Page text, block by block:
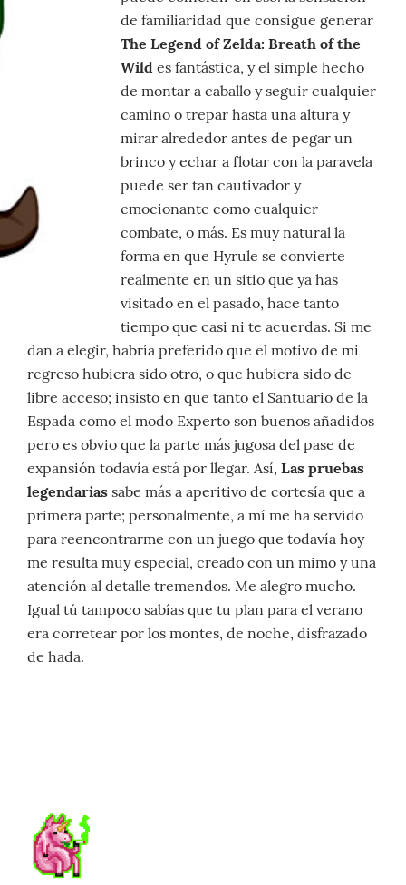
de familiaridad que consigue generar
The Legend of Zelda: Breath of the
Wild es fantástica, y el simple hecho
de montar a caballo y seguir cualquier
camino o trepar hasta una altura y
mirar alrededor antes de pegar un
brinco y echar a flotar con la paravela
puede ser tan cautivador y
emocionante como cualquier
combate, o más. Es muy natural la
forma en que Hyrule se convierte
realmente en un sitio que ya has
visitado en el pasado, hace tanto
tiempo que casi ni te acuerdas. Si me
dan a elegir, habría preferido que el motivo de mi
regreso hubiera sido otro, o que hubiera sido de
libre acceso; insisto en que tanto el Santuario de la
Espada como el modo Experto son buenos añadidos
pero es obvio que la parte más jugosa del pase de
expansión todavía está por llegar. Así, Las pruebas
legendarias sabe más a aperitivo de cortesía que a
primera parte; personalmente, a mí me ha servido
para reencontrarme con un juego que todavía hoy
me resulta muy especial, creado con un mimo y una
atención al detalle tremendos. Me alegro mucho.
Igual tú tampoco sabías que tu plan para el verano
era corretear por los montes, de noche, disfrazado
de hada.